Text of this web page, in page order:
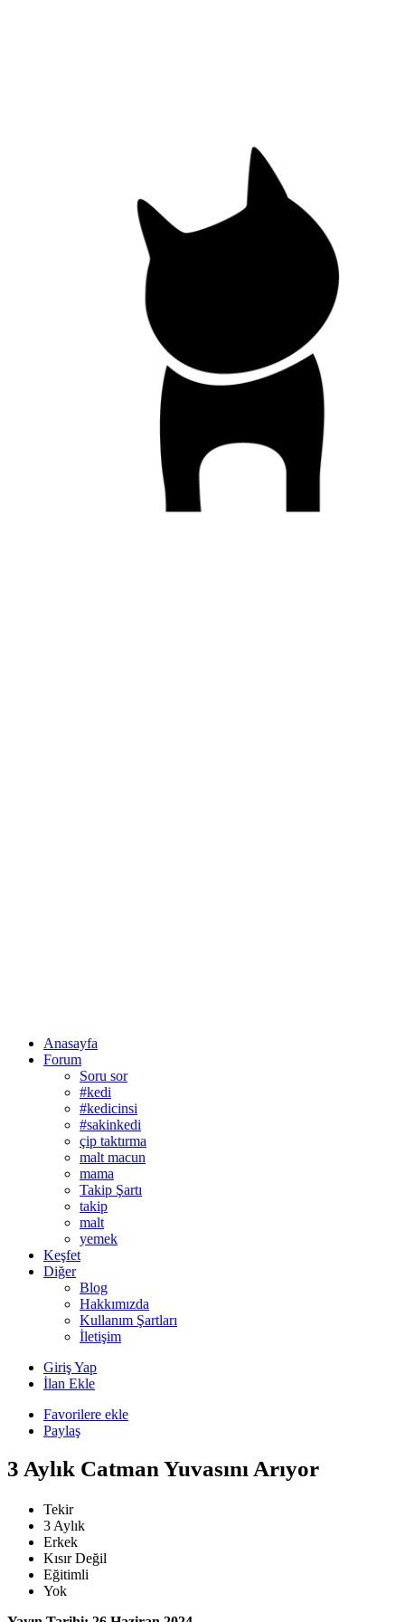
Anasayfa
Forum
Soru sor
#kedi
#kedicinsi
#sakinkedi
çip taktırma
malt macun
mama
Takip Şartı
takip
malt
yemek
Keşfet
Diğer
Blog
Hakkımızda
Kullanım Şartları
İletişim
Giriş Yap
İlan Ekle
Favorilere ekle
Paylaş
3 Aylık Catman Yuvasını Arıyor
Tekir
3 Aylık
Erkek
Kısır Değil
Eğitimli
Yok